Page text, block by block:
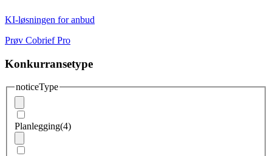
KI-løsningen for anbud
Prøv Cobrief Pro
Konkurransetype
noticeType
Planlegging(4)